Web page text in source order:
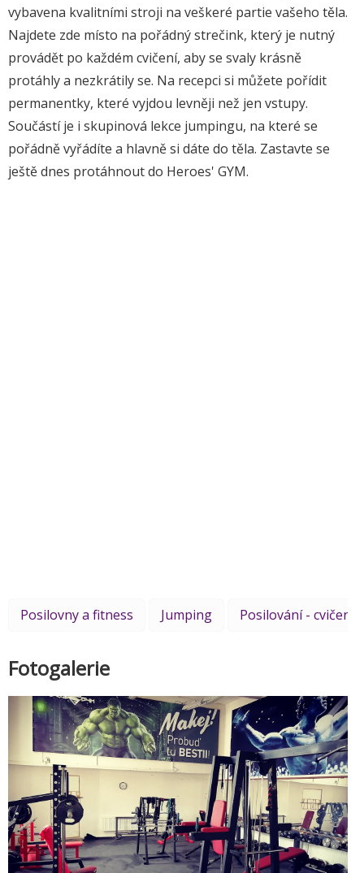
vybavena kvalitními stroji na veškeré partie vašeho těla.
Najdete zde místo na pořádný strečink, který je nutný
provádět po každém cvičení, aby se svaly krásně
protáhly a nezkrátily se. Na recepci si můžete pořídit
permanentky, které vyjdou levněji než jen vstupy.
Součástí je i skupinová lekce jumpingu, na které se
pořádně vyřádíte a hlavně si dáte do těla. Zastavte se
ještě dnes protáhnout do Heroes' GYM.
Posilovny a fitness Jumping Posilování - cvičení
Fotogalerie